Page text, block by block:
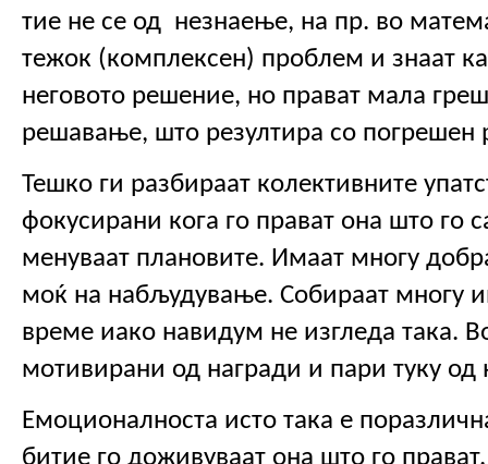
тие не се од  незнаење, на пр. во
тежок (комплексен) проблем и знаат
неговото решение, но прават мала
решавање, што резултира со погрешен
Тешко ги разбираат колективните
фокусирани кога го прават она што го
менуваат плановите. Имаат многу
моќ на набљудување. Собираат многу
време иако навидум не изгледа така.
мотивирани од награди и пари туку
Емоционалноста исто така е
битие го доживуваат она што го